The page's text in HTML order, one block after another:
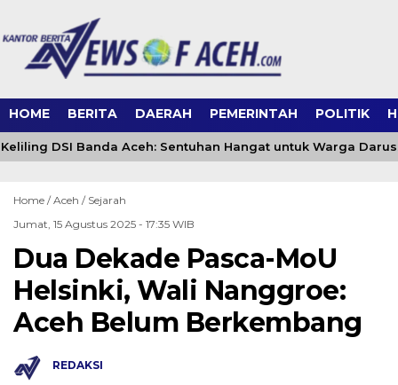
HOME BERITA DAERAH PEMERINTAH POLITIK
DSI Banda Aceh: Sentuhan Hangat untuk Warga
Home /Aceh / Sejarah
Jumat, 15 Agustus 2025 - 17:35 WIB
Dua Dekade Pasca-MoU
Helsinki, Wali Nanggroe:
Aceh Belum Berkembang
REDAKSI